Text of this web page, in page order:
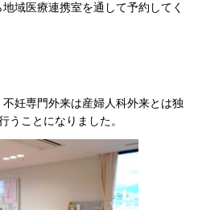
域医療連携室を通して予約してく
妊専門外来は産婦人科外来とは独
うことになりました。